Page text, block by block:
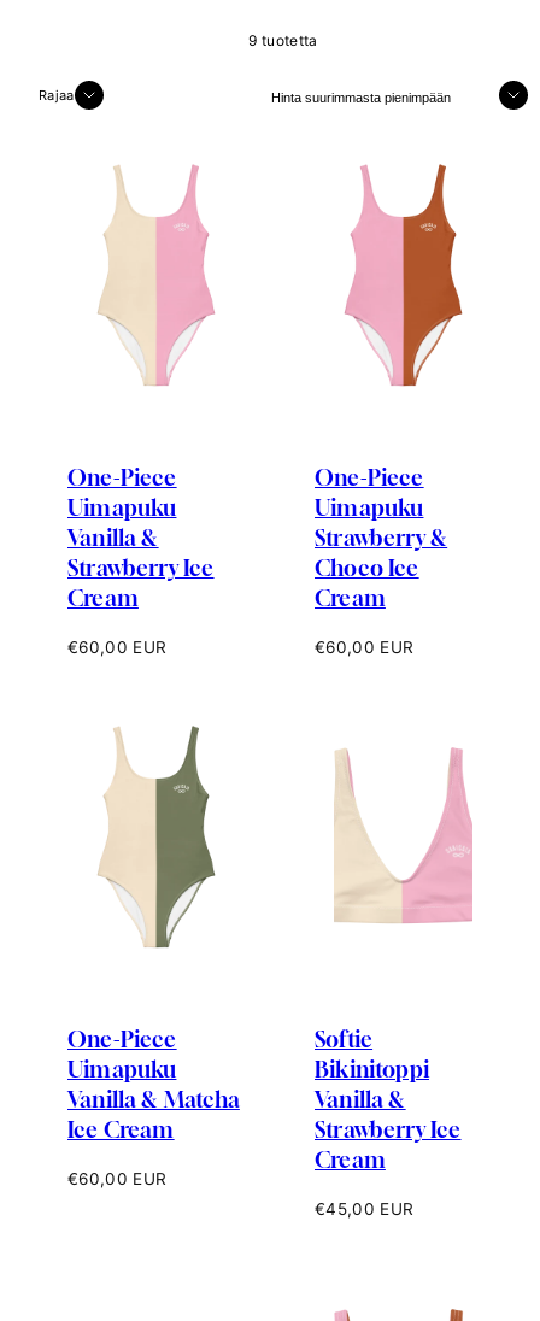
9 tuotetta
Rajaa Järjestellä
One-Piece
Uimapuku
Vanilla &
Strawberry Ice
Cream
Hinta
€60,00 EUR
One-Piece
Uimapuku
Strawberry &
Choco Ice
Cream
Hinta
€60,00 EUR
One-Piece
Uimapuku
Vanilla & Matcha
Ice Cream
Hinta
€60,00 EUR
Softie
Bikinitoppi
Vanilla &
Strawberry Ice
Cream
Hinta
€45,00 EUR